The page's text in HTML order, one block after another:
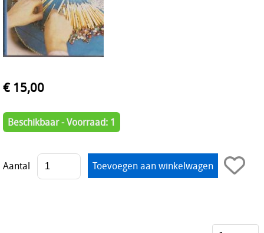
€ 15,00
Beschikbaar - Voorraad: 1
Aantal